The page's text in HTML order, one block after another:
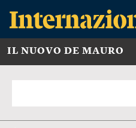
IL NUOVO DE MAURO